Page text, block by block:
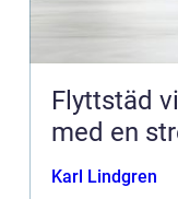
Flyttstäd
med en
Karl Lindgren